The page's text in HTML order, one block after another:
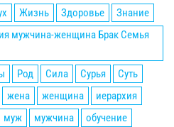
Жизнь Здоровье
Знание
мужчина-женщина Брак Семья
Род Сила Сурья
Суть
жена женщина
иерархия
муж мужчина
обучение